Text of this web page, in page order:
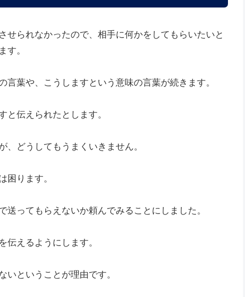
せられなかったので、相手に何かをしてもらいたいと
す。
葉や、こうしますという意味の言葉が続きます。
と伝えられたとします。
、どうしてもうまくいきません。
困ります。
ってもらえないか頼んでみることにしました。
伝えるようにします。
いということが理由です。